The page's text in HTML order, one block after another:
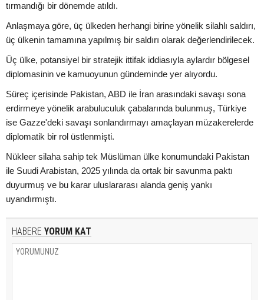
tırmandığı bir dönemde atıldı.
Anlaşmaya göre, üç ülkeden herhangi birine yönelik silahlı saldırı,
üç ülkenin tamamına yapılmış bir saldırı olarak değerlendirilecek.
Üç ülke, potansiyel bir stratejik ittifak iddiasıyla aylardır bölgesel
diplomasinin ve kamuoyunun gündeminde yer alıyordu.
Süreç içerisinde Pakistan, ABD ile İran arasındaki savaşı sona
erdirmeye yönelik arabuluculuk çabalarında bulunmuş, Türkiye
ise Gazze'deki savaşı sonlandırmayı amaçlayan müzakerelerde
diplomatik bir rol üstlenmişti.
Nükleer silaha sahip tek Müslüman ülke konumundaki Pakistan
ile Suudi Arabistan, 2025 yılında da ortak bir savunma paktı
duyurmuş ve bu karar uluslararası alanda geniş yankı
uyandırmıştı.
HABERE YORUM KAT